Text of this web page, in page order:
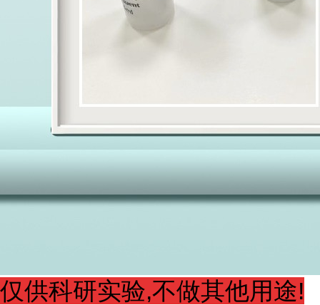
仅供科研实验,不做其他用途!